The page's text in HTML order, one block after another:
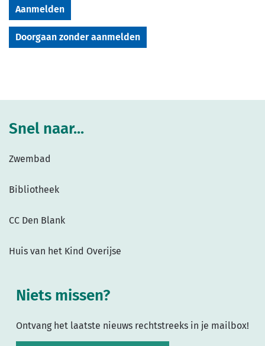
Aanmelden
Doorgaan zonder aanmelden
Snel naar...
Zwembad
Bibliotheek
CC Den Blank
Huis van het Kind Overijse
Niets missen?
Ontvang het laatste nieuws rechtstreeks in je mailbox!